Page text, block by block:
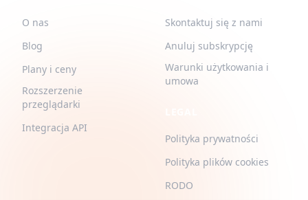
O nas
Blog
Plany i ceny
Rozszerzenie
przeglądarki
Integracja API
Skontaktuj się z nami
Anuluj subskrypcję
Warunki użytkowania i
umowa
Polityka prywatności
Polityka plików cookies
RODO